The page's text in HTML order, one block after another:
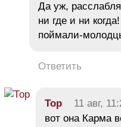
Да уж,
ни где и ни
поймали-
Ответить
Тор 11 авг,
вот она Карма